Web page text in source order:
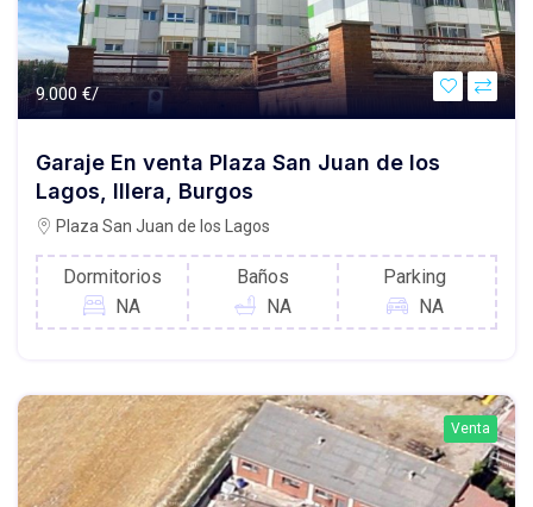
9.000 €/
Garaje En venta Plaza San Juan de los
Lagos, Illera, Burgos
Plaza San Juan de los Lagos
Dormitorios
NA
Baños
NA
Parking
NA
Venta